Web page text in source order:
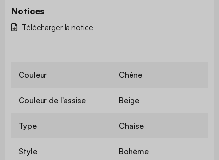
Notices
Télécharger la notice
Couleur Chêne
Couleur de l'assise Beige
Type Chaise
Style Bohème